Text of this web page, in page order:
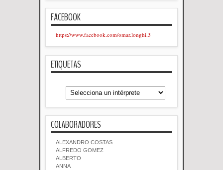
FACEBOOK
https://www.facebook.com/omar.longhi.3
ETIQUETAS
COLABORADORES
ALEXANDRO COSTAS
ALFREDO GOMEZ
ALBERTO
ANNA